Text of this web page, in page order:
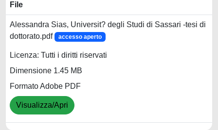
File
Alessandra Sias, Universit? degli Studi di Sassari -tesi di
dottorato.pdf
accesso aperto
Licenza: Tutti i diritti riservati
Dimensione 1.45 MB
Formato Adobe PDF
Visualizza/Apri